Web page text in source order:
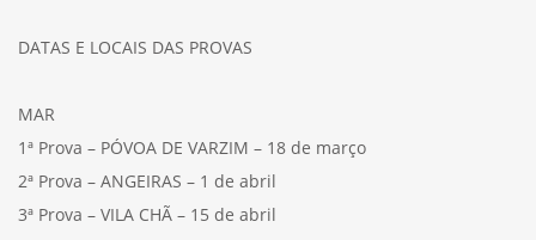
DATAS E LOCAIS DAS PROVAS
MAR
1ª Prova – PÓVOA DE VARZIM – 18 de março
2ª Prova – ANGEIRAS – 1 de abril
3ª Prova – VILA CHÃ – 15 de abril